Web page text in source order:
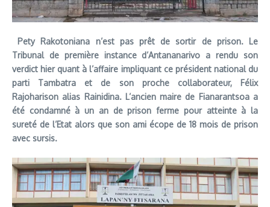
Pety Rakotoniana n’est pas prêt de sortir de prison. Le
Tribunal de première instance d’Antananarivo a rendu son
verdict hier quant à l’affaire impliquant ce président national du
parti Tambatra et de son proche collaborateur, Félix
Rajoharison alias Rainidina. L’ancien maire de Fianarantsoa a
été condamné à un an de prison ferme pour atteinte à la
sureté de l’Etat alors que son ami écope de 18 mois de prison
avec sursis.